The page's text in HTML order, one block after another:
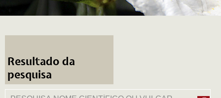
Resultado da
pesquisa